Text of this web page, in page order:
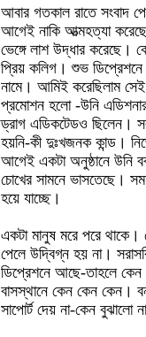
আবার গতকাল রাতে সংবাদ
আগেই নাকি আত্মহত্যা
ভেঙ্গে লাশ উদ্ধার
প্রিয় কলিগ। শুভ ডিপ্রেশনে
নামে। আমিই করেছিলাম
প্রমোশন হলো -উনি এডিশনার
ড্রাগ এডিকটেডও ছিলেন। সব
হয়নি-কী দুঃখজনক কান্ড।
আগেই একটা অনুষ্ঠানে উনি
চোখের সামনে ভাসতেছে।
হয়ে যাচ্ছে।
একটা মানুষ মরে পরে
পেলে উদ্বিগ্ন হয় না।
ডিপ্রেশনে আছে-তাহলে
বাসস্থানে কেন কেন কেন।
সাপোর্ট দেয় না-কেন বুঝালো